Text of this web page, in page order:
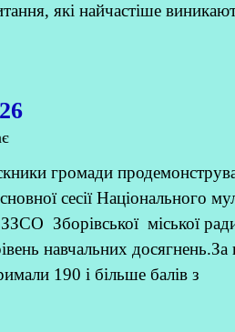
які найчастіше
громади
сесії Національного
Зборівської міської
навчальних досягнень.За
190 і більше балів з